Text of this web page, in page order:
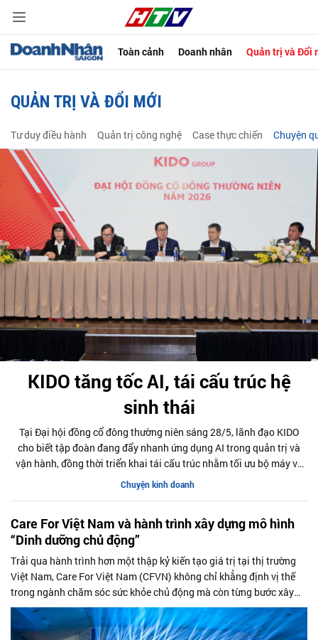
Toàn cảnh Doanh nhân Quản trị và Đổi
QUẢN TRỊ VÀ ĐỔI MỚI
Tư duy điều hành Quản trị công nghệ Case thực chiến Chuyện
KIDO tăng tốc AI, tái cấu trúc hệ
sinh thái
Tại Đại hội đồng cổ đông thường niên sáng 28/5, lãnh đạo KIDO
cho biết tập đoàn đang đẩy nhanh ứng dụng AI trong quản trị và
vận hành, đồng thời triển khai tái cấu trúc nhằm tối ưu bộ máy và
chuẩn bị cho giai đoạn tăng trưởng mới. Doanh nghiệp cũng tiếp
tục mở rộng hệ sinh thái thực phẩm thiết yếu, tăng hợp tác thương
Chuyện kinh doanh
Care For Việt Nam và hành trình xây dựng mô hình
“Dinh dưỡng chủ động”
Trải qua hành trình hơn một thập kỷ kiến tạo giá trị tại thị trường
Việt Nam, Care For Việt Nam (CFVN) không chỉ khẳng định vị thế
trong ngành chăm sóc sức khỏe chủ động mà còn từng bước xây
dựng một mô hình quản trị mang bản sắc riêng.